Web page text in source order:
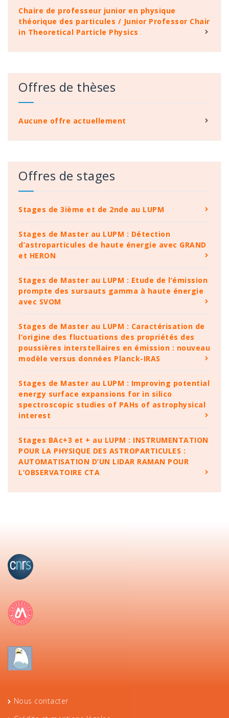
Chaire de professeur junior en physique
théorique des particules / Junior Professor Chair
in Theoretical Particle Physics
Offres de thèses
Aucune offre actuellement
Offres de stages
Stages de 3ième et de 2nde au LUPM
Stages de Master au LUPM : Détection
d’astroparticules de haute énergie avec GRAND
et HERON
Stages de Master au LUPM : Etude de l’émission
prompte des sursauts gamma à haute énergie
avec SVOM
Stages de Master au LUPM : Caractérisation de
l’origine des fluctuations des propriétés des
poussières interstellaires en émission : nouveau
modèle versus données Planck-IRAS
Stages de Master au LUPM : Improving potential
energy surface expansions for in silico
spectroscopic studies of PAHs of astrophysical
interest
Stages BAc+3 et + au LUPM : INSTRUMENTATION
POUR LA PHYSIQUE DES ASTROPARTICULES :
AUTOMATISATION D’UN LIDAR RAMAN POUR
L’OBSERVATOIRE CTA
Nous contacter